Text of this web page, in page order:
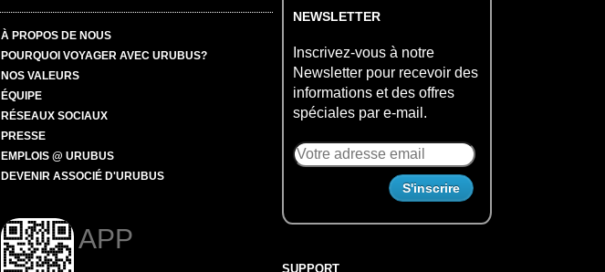
À PROPOS DE NOUS
POURQUOI VOYAGER AVEC URUBUS?
NOS VALEURS
ÉQUIPE
RÉSEAUX SOCIAUX
PRESSE
EMPLOIS @ URUBUS
DEVENIR ASSOCIÉ D'URUBUS
APP
NEWSLETTER
Inscrivez-vous à notre
Newsletter pour recevoir des
informations et des offres
spéciales par e-mail.
SUPPORT